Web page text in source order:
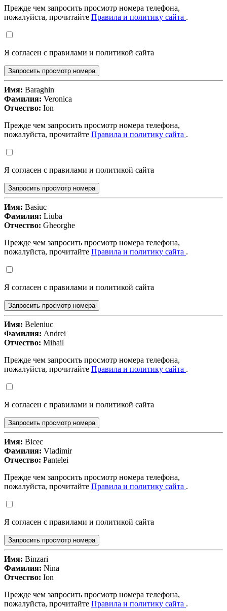
Прежде чем запросить просмотр номера телефона,
пожалуйста, прочитайте Правила и политику сайта .
Я согласен с правилами и политикой сайта
Запросить просмотр номера
Имя: Baraghin
Фамилия: Veronica
Отчество: Ion
Прежде чем запросить просмотр номера телефона,
пожалуйста, прочитайте Правила и политику сайта .
Я согласен с правилами и политикой сайта
Запросить просмотр номера
Имя: Basiuc
Фамилия: Liuba
Отчество: Gheorghe
Прежде чем запросить просмотр номера телефона,
пожалуйста, прочитайте Правила и политику сайта .
Я согласен с правилами и политикой сайта
Запросить просмотр номера
Имя: Beleniuc
Фамилия: Andrei
Отчество: Mihail
Прежде чем запросить просмотр номера телефона,
пожалуйста, прочитайте Правила и политику сайта .
Я согласен с правилами и политикой сайта
Запросить просмотр номера
Имя: Bicec
Фамилия: Vladimir
Отчество: Pantelei
Прежде чем запросить просмотр номера телефона,
пожалуйста, прочитайте Правила и политику сайта .
Я согласен с правилами и политикой сайта
Запросить просмотр номера
Имя: Binzari
Фамилия: Nina
Отчество: Ion
Прежде чем запросить просмотр номера телефона,
пожалуйста, прочитайте Правила и политику сайта .